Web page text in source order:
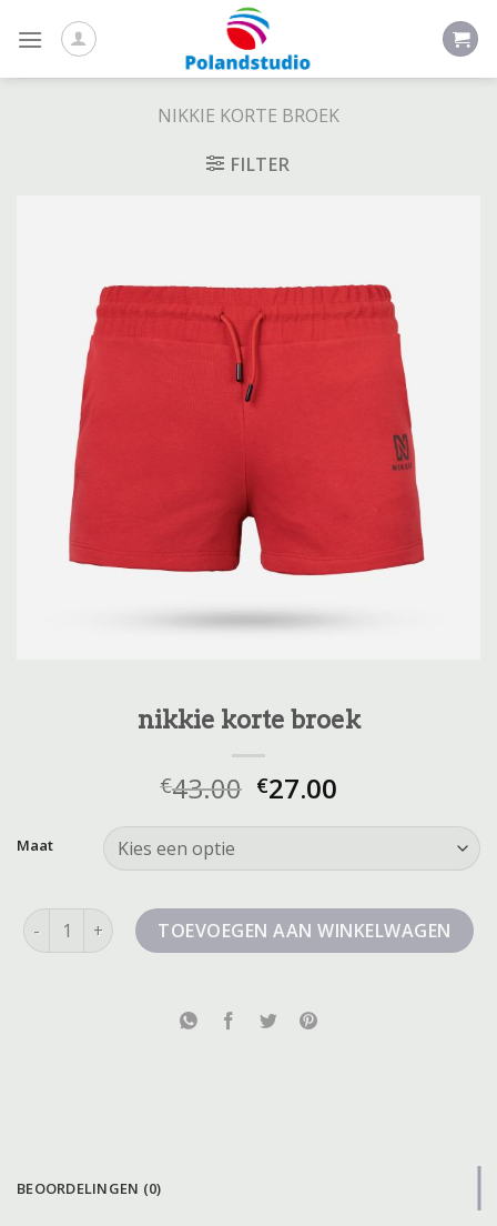
NIKKIE KORTE BROEK
FILTER
nikkie korte broek
€43.00 €27.00
Maat
nikkie korte broek aantalTOEVOEGEN AAN WINKELWAGEN
BEOORDELINGEN (0)